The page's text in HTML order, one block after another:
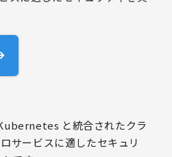
と統合されたクラ
サービスに適したセキュリ